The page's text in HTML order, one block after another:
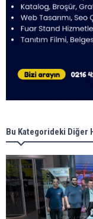
Bu Kategorideki Diğer